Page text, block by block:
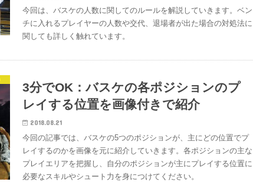
今回は、バスケの人数に関してのルールを解説していきます。ベン
チに入れるプレイヤーの人数や交代、退場者が出た場合の対処法に
関しても詳しく触れています。
3分でOK：バスケの各ポジションのプ
レイする位置を画像付きで紹介
2018.08.21
今回の記事では、バスケの5つのポジションが、主にどの位置でプ
レイするのかを画像を元に紹介していきます。各ポジションの主な
プレイエリアを把握し、自分のポジションが主にプレイする位置に
必要なスキルやシュート力を身につけてください。